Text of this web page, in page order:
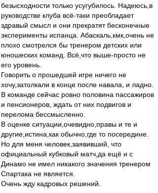
безысходности только усугубилось. Надеюсь,в
руководстве клуба всё-таки преобладает
здравый смысл и они прекратят бесконечные
эксперименты испанца. Абаскаль,кмк,очень не
плохо смотрелся бы тренером детских или
юношеских команд. Всё,что выше-просто не
его уровень.
Говорить о прошедшей игре ничего не
хочу,затолкали в конце после навала, и ладно.
В команде сейчас ровно половина пассажиров
и пенсионеров, ждать от них подвигов и
перелома бессмысленно.
В оценке ситуации,очевидно,правы и те и
другие,истина,как обычно,где то посередине.
Но для меня человек,заявивший, что
официальный кубковый матч,да ещё и с
Динамо не имел никакого значения тренером
Спартака не является.
Очень жду кадровых решений.